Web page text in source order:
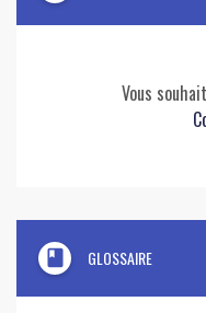
Vous
book GLOSSAIRE